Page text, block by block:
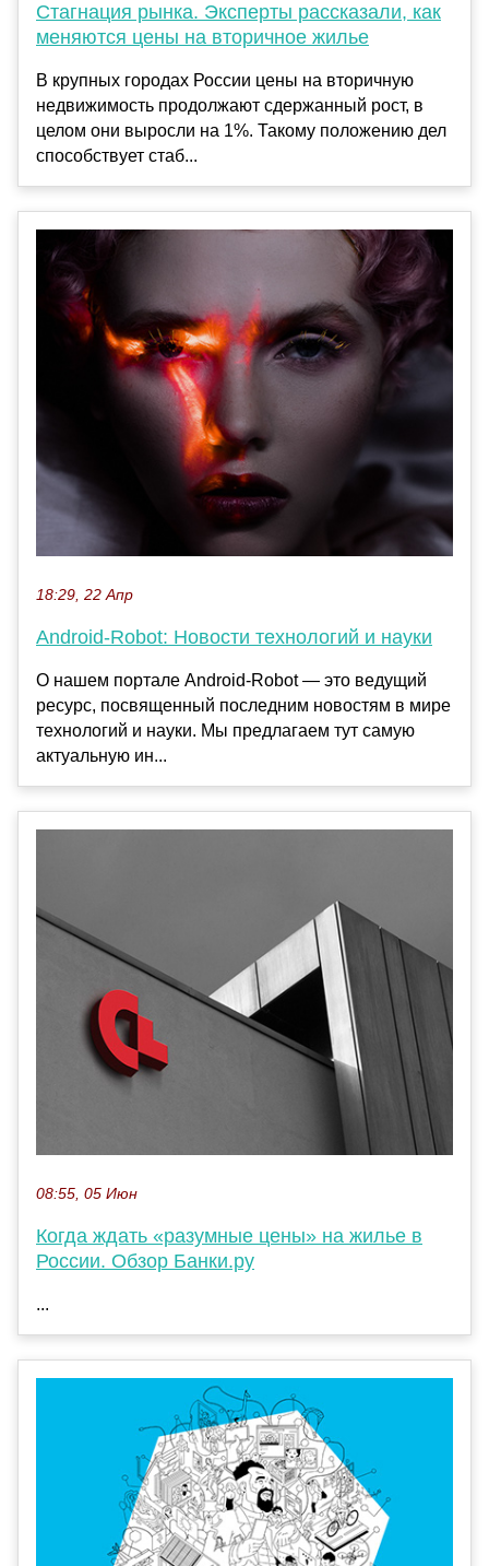
Стагнация рынка. Эксперты рассказали, как
меняются цены на вторичное жилье
В крупных городах России цены на вторичную
недвижимость продолжают сдержанный рост, в
целом они выросли на 1%. Такому положению дел
способствует стаб...
18:29, 22 Апр
Android-Robot: Новости технологий и науки
О нашем портале Android-Robot — это ведущий
ресурс, посвященный последним новостям в мире
технологий и науки. Мы предлагаем тут самую
актуальную ин...
08:55, 05 Июн
Когда ждать «разумные цены» на жилье в
России. Обзор Банки.ру
...